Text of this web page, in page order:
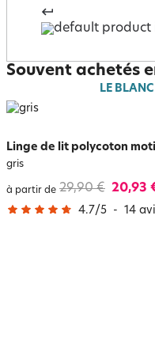
Souvent achetés
LE BLANC
Linge de lit polycoton
gris
à partir de 29,90 € 20,93
4.7/5 - 14